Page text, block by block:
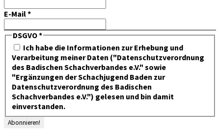
E-Mail*
DSGVO*
Ich habe die Informationen zur Erhebung und
Verarbeitung meiner Daten ("Datenschutzverordnung
des Badischen Schachverbandes e.V." sowie
"Ergänzungen der Schachjugend Baden zur
Datenschutzverordnung des Badischen
Schachverbandes e.V.") gelesen und bin damit
einverstanden.